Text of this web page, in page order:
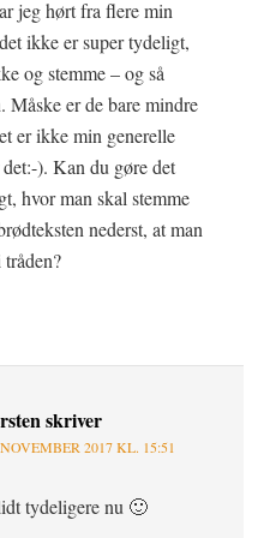
jeg hørt fra flere min
ikke er super tydeligt,
og stemme – og så
Måske er de bare mindre
er ikke min generelle
). Kan du gøre det
hvor man skal stemme
nederst, at man
skriver
2017 KL. 15:51
tydeligere nu 🙂